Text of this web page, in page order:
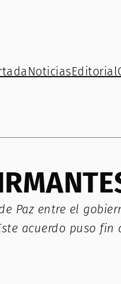
NoticiasEditorial
Paz entre el
acuerdo puso